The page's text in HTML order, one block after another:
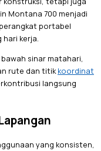
Montana 700 menjadi
portabel
kerja.
sinar matahari,
rute dan titikkoordinat
langsung
yang konsisten,